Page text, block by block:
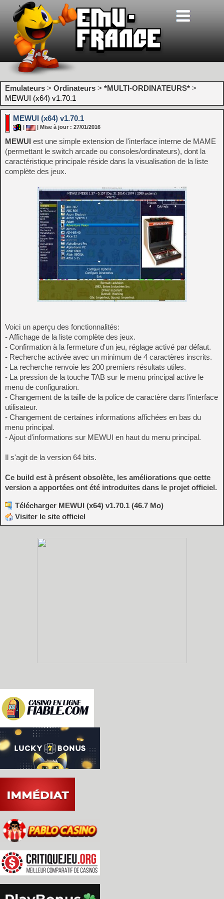
Emulateurs > Ordinateurs > *MULTI-ORDINATEURS* >
MEWUI (x64) v1.70.1
MEWUI (x64) v1.70.1
| Mise à jour : 27/01/2016
MEWUI est une simple extension de l'interface interne de MAME
(permettant le switch arcade ou consoles/ordinateurs), dont la
caractéristique principale réside dans la visualisation de la liste
complète des jeux.
Voici un aperçu des fonctionnalités:
- Affichage de la liste complète des jeux.
- Confirmation à la fermeture d'un jeu, réglage activé par défaut.
- Recherche activée avec un minimum de 4 caractères inscrits.
- La recherche renvoie les 200 premiers résultats utiles.
- La pression de la touche TAB sur le menu principal active le
menu de configuration.
- Changement de la taille de la police de caractère dans l'interface
utilisateur.
- Changement de certaines informations affichées en bas du
menu principal.
- Ajout d'informations sur MEWUI en haut du menu principal.
Il s'agit de la version 64 bits.
Ce build est à présent obsolète, les améliorations que cette
version a apportées ont été introduites dans le projet officiel.
Télécharger MEWUI (x64) v1.70.1 (46.7 Mo)
Visiter le site officiel